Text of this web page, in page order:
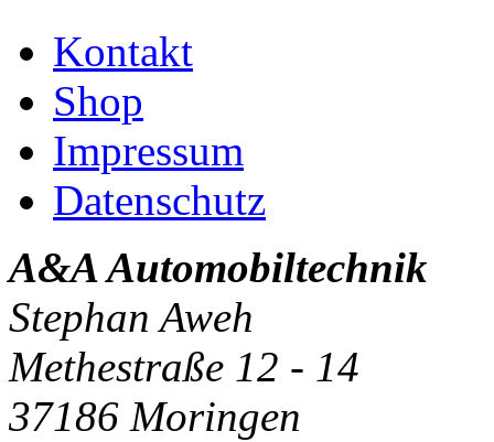
Kontakt
Shop
Impressum
Datenschutz
A&A Automobiltechnik
Stephan Aweh
Methestraße 12 - 14
37186 Moringen